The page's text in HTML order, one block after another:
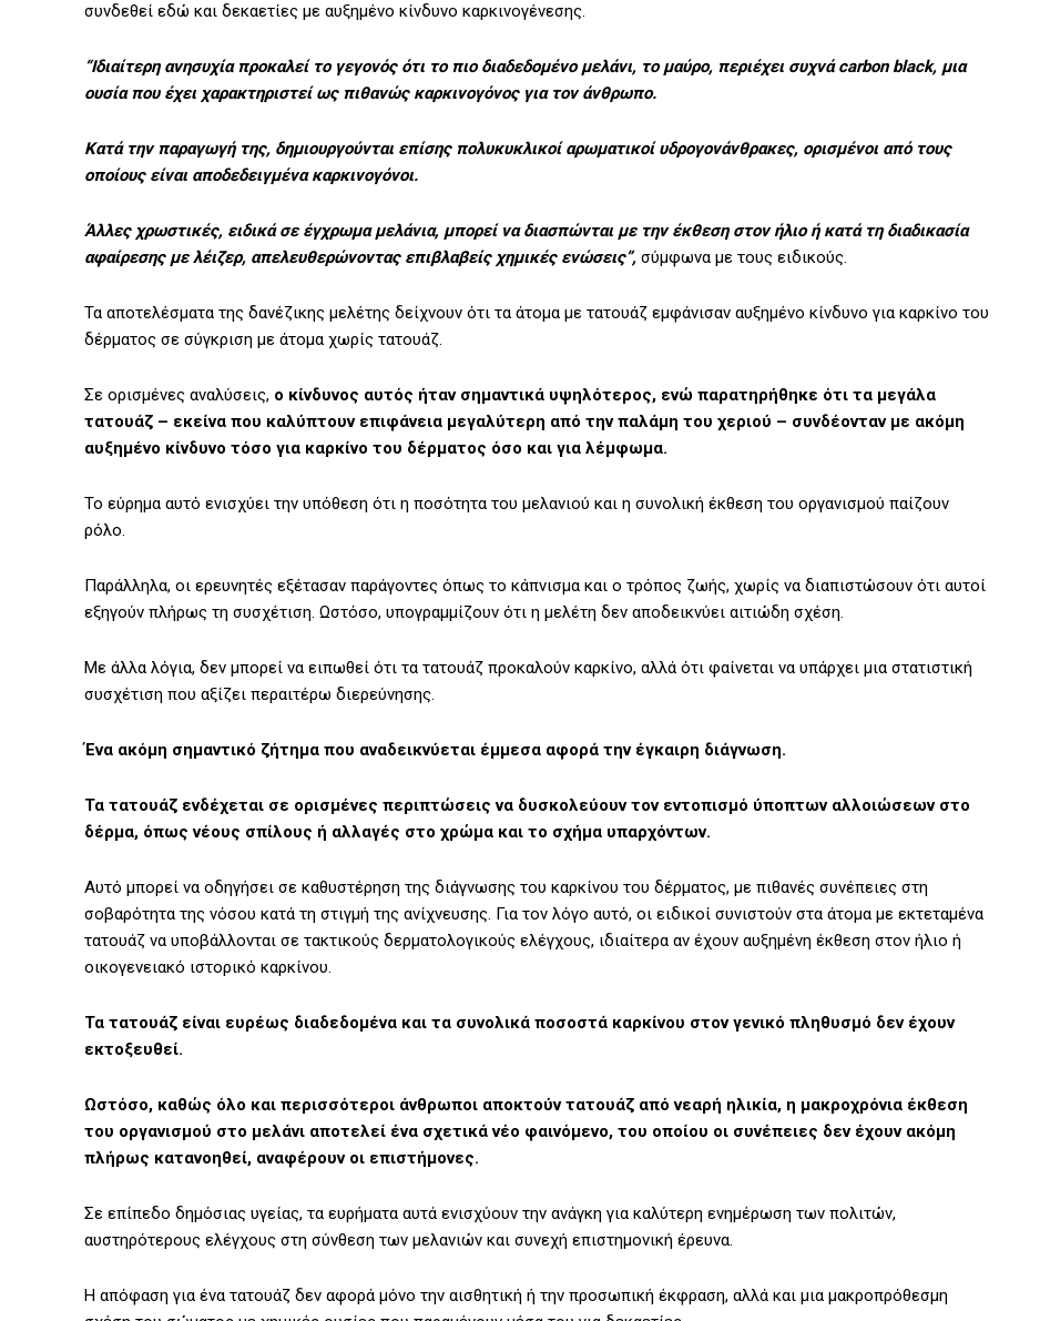
συνδεθεί εδώ και δεκαετίες με αυξημένο κίνδυνο καρκινογένεσης.
“Ιδιαίτερη ανησυχία προκαλεί το γεγονός ότι το πιο διαδεδομένο μελάνι, το μαύρο, περιέχει συχνά carbon black, μια
ουσία που έχει χαρακτηριστεί ως πιθανώς καρκινογόνος για τον άνθρωπο.
Κατά την παραγωγή της, δημιουργούνται επίσης πολυκυκλικοί αρωματικοί υδρογονάνθρακες, ορισμένοι από τους
οποίους είναι αποδεδειγμένα καρκινογόνοι.
Άλλες χρωστικές, ειδικά σε έγχρωμα μελάνια, μπορεί να διασπώνται με την έκθεση στον ήλιο ή κατά τη διαδικασία
αφαίρεσης με λέιζερ, απελευθερώνοντας επιβλαβείς χημικές ενώσεις”, σύμφωνα με τους ειδικούς.
Τα αποτελέσματα της δανέζικης μελέτης δείχνουν ότι τα άτομα με τατουάζ εμφάνισαν αυξημένο κίνδυνο για καρκίνο του
δέρματος σε σύγκριση με άτομα χωρίς τατουάζ.
Σε ορισμένες αναλύσεις, ο κίνδυνος αυτός ήταν σημαντικά υψηλότερος, ενώ παρατηρήθηκε ότι τα μεγάλα
τατουάζ – εκείνα που καλύπτουν επιφάνεια μεγαλύτερη από την παλάμη του χεριού – συνδέονταν με ακόμη
αυξημένο κίνδυνο τόσο για καρκίνο του δέρματος όσο και για λέμφωμα.
Το εύρημα αυτό ενισχύει την υπόθεση ότι η ποσότητα του μελανιού και η συνολική έκθεση του οργανισμού παίζουν
ρόλο.
Παράλληλα, οι ερευνητές εξέτασαν παράγοντες όπως το κάπνισμα και ο τρόπος ζωής, χωρίς να διαπιστώσουν ότι αυτοί
εξηγούν πλήρως τη συσχέτιση. Ωστόσο, υπογραμμίζουν ότι η μελέτη δεν αποδεικνύει αιτιώδη σχέση.
Με άλλα λόγια, δεν μπορεί να ειπωθεί ότι τα τατουάζ προκαλούν καρκίνο, αλλά ότι φαίνεται να υπάρχει μια στατιστική
συσχέτιση που αξίζει περαιτέρω διερεύνησης.
Ένα ακόμη σημαντικό ζήτημα που αναδεικνύεται έμμεσα αφορά την έγκαιρη διάγνωση.
Τα τατουάζ ενδέχεται σε ορισμένες περιπτώσεις να δυσκολεύουν τον εντοπισμό ύποπτων αλλοιώσεων στο
δέρμα, όπως νέους σπίλους ή αλλαγές στο χρώμα και το σχήμα υπαρχόντων.
Αυτό μπορεί να οδηγήσει σε καθυστέρηση της διάγνωσης του καρκίνου του δέρματος, με πιθανές συνέπειες στη
σοβαρότητα της νόσου κατά τη στιγμή της ανίχνευσης. Για τον λόγο αυτό, οι ειδικοί συνιστούν στα άτομα με εκτεταμένα
τατουάζ να υποβάλλονται σε τακτικούς δερματολογικούς ελέγχους, ιδιαίτερα αν έχουν αυξημένη έκθεση στον ήλιο ή
οικογενειακό ιστορικό καρκίνου.
Τα τατουάζ είναι ευρέως διαδεδομένα και τα συνολικά ποσοστά καρκίνου στον γενικό πληθυσμό δεν έχουν
εκτοξευθεί.
Ωστόσο, καθώς όλο και περισσότεροι άνθρωποι αποκτούν τατουάζ από νεαρή ηλικία, η μακροχρόνια έκθεση
του οργανισμού στο μελάνι αποτελεί ένα σχετικά νέο φαινόμενο, του οποίου οι συνέπειες δεν έχουν ακόμη
πλήρως κατανοηθεί, αναφέρουν οι επιστήμονες.
Σε επίπεδο δημόσιας υγείας, τα ευρήματα αυτά ενισχύουν την ανάγκη για καλύτερη ενημέρωση των πολιτών,
αυστηρότερους ελέγχους στη σύνθεση των μελανιών και συνεχή επιστημονική έρευνα.
Η απόφαση για ένα τατουάζ δεν αφορά μόνο την αισθητική ή την προσωπική έκφραση, αλλά και μια μακροπρόθεσμη